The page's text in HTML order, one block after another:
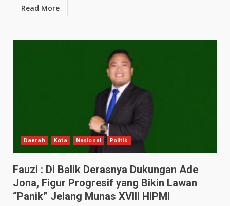
Read More
Daerah Kota Nasional Politik
Fauzi : Di Balik Derasnya Dukungan Ade
Jona, Figur Progresif yang Bikin Lawan
“Panik” Jelang Munas XVIII HIPMI